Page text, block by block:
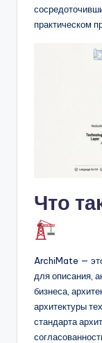
w
it
si
практическом
Что
ArchiMate —
для описания,
бизнеса,
архитектуры
стандарта